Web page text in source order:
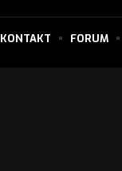
KONTAKT FORUM